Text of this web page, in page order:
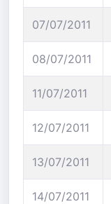
07/07/2011
08/07/2011
11/07/2011
12/07/2011
13/07/2011
14/07/2011